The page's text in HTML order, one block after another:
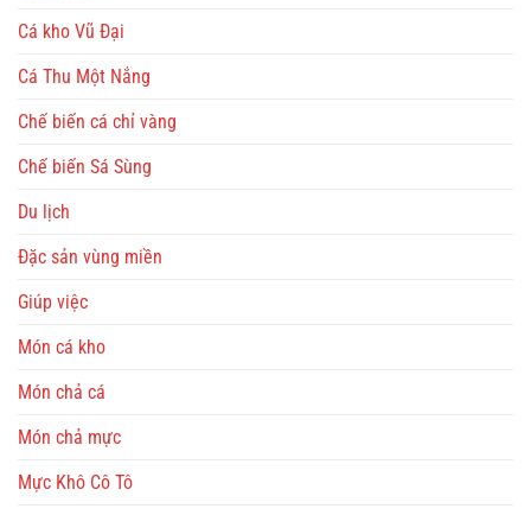
Cá kho Vũ Đại
Cá Thu Một Nắng
Chế biến cá chỉ vàng
Chế biến Sá Sùng
Du lịch
Đặc sản vùng miền
Giúp việc
Món cá kho
Món chả cá
Món chả mực
Mực Khô Cô Tô